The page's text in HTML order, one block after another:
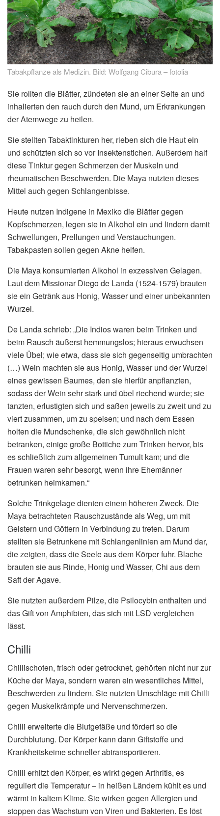
Tabakpflanze als Medizin. Bild: Wolfgang Cibura – fotolia
Sie rollten die Blätter, zündeten sie an einer Seite an und
inhalierten den rauch durch den Mund, um Erkrankungen
der Atemwege zu heilen.
Sie stellten Tabaktinkturen her, rieben sich die Haut ein
und schützten sich so vor Insektenstichen. Außerdem half
diese Tinktur gegen Schmerzen der Muskeln und
rheumatischen Beschwerden. Die Maya nutzten dieses
Mittel auch gegen Schlangenbisse.
Heute nutzen Indigene in Mexiko die Blätter gegen
Kopfschmerzen, legen sie in Alkohol ein und lindern damit
Schwellungen, Prellungen und Verstauchungen.
Tabakpasten sollen gegen Akne helfen.
Die Maya konsumierten Alkohol in exzessiven Gelagen.
Laut dem Missionar Diego de Landa (1524-1579) brauten
sie ein Getränk aus Honig, Wasser und einer unbekannten
Wurzel.
De Landa schrieb: „Die Indios waren beim Trinken und
beim Rausch äußerst hemmungslos; hieraus erwuchsen
viele Übel; wie etwa, dass sie sich gegenseitig umbrachten
(…) Wein machten sie aus Honig, Wasser und der Wurzel
eines gewissen Baumes, den sie hierfür anpflanzten,
sodass der Wein sehr stark und übel riechend wurde; sie
tanzten, erlustigten sich und saßen jeweils zu zweit und zu
viert zusammen, um zu speisen; und nach dem Essen
holten die Mundschenke, die sich gewöhnlich nicht
betranken, einige große Bottiche zum Trinken hervor, bis
es schließlich zum allgemeinen Tumult kam; und die
Frauen waren sehr besorgt, wenn ihre Ehemänner
betrunken heimkamen.“
Solche Trinkgelage dienten einem höheren Zweck. Die
Maya betrachteten Rauschzustände als Weg, um mit
Geistern und Göttern in Verbindung zu treten. Darum
stellten sie Betrunkene mit Schlangenlinien am Mund dar,
die zeigten, dass die Seele aus dem Körper fuhr. Blache
brauten sie aus Rinde, Honig und Wasser, Chi aus dem
Saft der Agave.
Sie nutzten außerdem Pilze, die Psilocybin enthalten und
das Gift von Amphibien, das sich mit LSD vergleichen
lässt.
Chilli
Chillischoten, frisch oder getrocknet, gehörten nicht nur zur
Küche der Maya, sondern waren ein wesentliches Mittel,
Beschwerden zu lindern. Sie nutzten Umschläge mit Chilli
gegen Muskelkrämpfe und Nervenschmerzen.
Chilli erweiterte die Blutgefäße und fördert so die
Durchblutung. Der Körper kann dann Giftstoffe und
Krankheitskeime schneller abtransportieren.
Chilli erhitzt den Körper, es wirkt gegen Arthritis, es
reguliert die Temperatur – in heißen Ländern kühlt es und
wärmt in kaltem Klime. Sie wirken gegen Allergien und
stoppen das Wachstum von Viren und Bakterien. Es löst